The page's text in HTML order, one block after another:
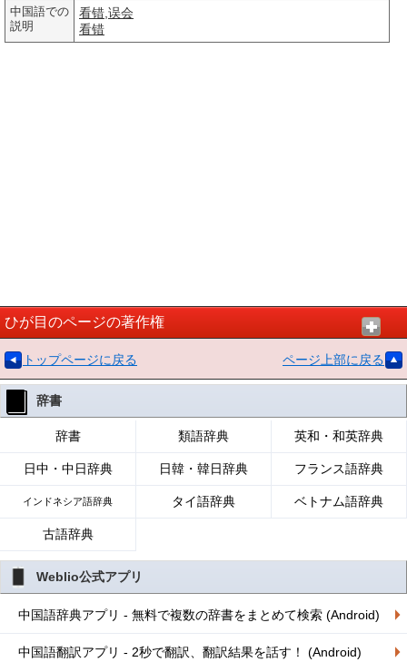
中国語での
説明
看错 误会
看错
ひが目のページの著作権
トップページに戻る ページ上部に戻る
辞書
辞書 類語辞典 英和・和英辞典
日中・中日辞典 日韓・韓日辞典 フランス語辞典
インドネシア語辞典 タイ語辞典 ベトナム語辞典
古語辞典
Weblio公式アプリ
中国語辞典アプリ - 無料で複数の辞書をまとめて検索 (Android)
中国語翻訳アプリ - 2秒で翻訳、翻訳結果を話す！ (Android)